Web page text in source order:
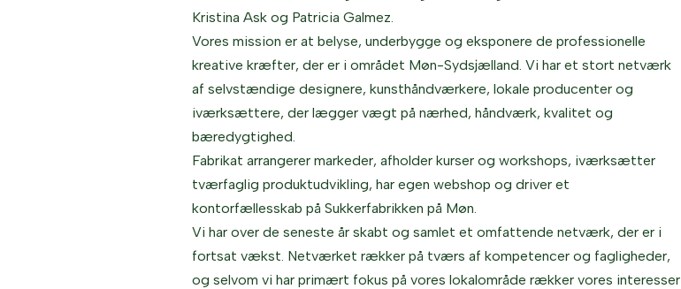
Kristina Ask og Patricia Galmez.
Vores mission er at belyse, underbygge og eksponere de professionelle
kreative kræfter, der er i området Møn-Sydsjælland. Vi har et stort netværk
af selvstændige designere, kunsthåndværkere, lokale producenter og
iværksættere, der lægger vægt på nærhed, håndværk, kvalitet og
bæredygtighed.
Fabrikat arrangerer markeder, afholder kurser og workshops, iværksætter
tværfaglig produktudvikling, har egen webshop og driver et
kontorfællesskab på Sukkerfabrikken på Møn.
Vi har over de seneste år skabt og samlet et omfattende netværk, der er i
fortsat vækst. Netværket rækker på tværs af kompetencer og fagligheder,
og selvom vi har primært fokus på vores lokalområde rækker vores interesser